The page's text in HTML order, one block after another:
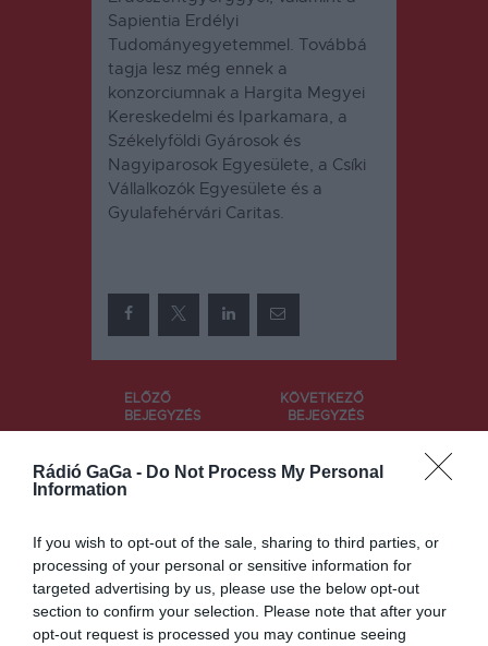
Rádió GaGa - Do Not Process My Personal
Information
If you wish to opt-out of the sale, sharing to third parties, or
processing of your personal or sensitive information for
targeted advertising by us, please use the below opt-out
section to confirm your selection. Please note that after your
opt-out request is processed you may continue seeing
Sapientia Erdélyi
Tudományegyetemmel. Továbbá
tagja lesz még ennek a
konzorciumnak a Hargita Megyei
Kereskedelmi és Iparkamara, a
Székelyföldi Gyárosok és
Nagyiparosok Egyesülete, a Csíki
Vállalkozók Egyesülete és a
Gyulafehérvári Caritas.
Bejegyzés
navigáció
ELŐZŐ
BEJEGYZÉS
gyűjtést
szerveznek
i földrengés
áldozatainak
KÖVETKEZŐ
BEJEGYZÉS
a